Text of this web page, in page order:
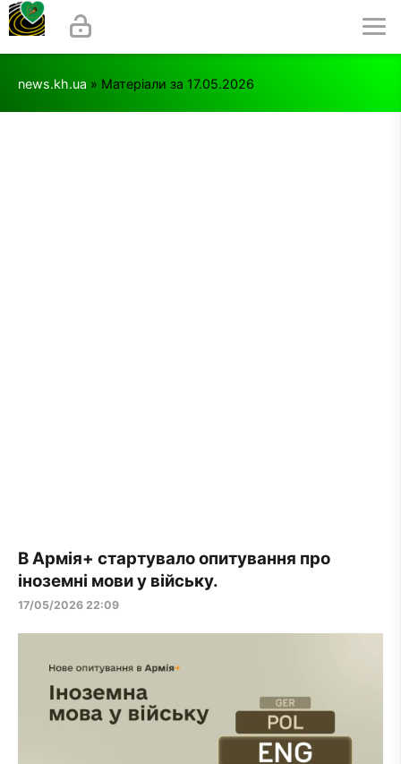
news.kh.ua » Матеріали за 17.05.2026
В Армія+ стартувало опитування про
іноземні мови у війську.
17/05/2026 22:09